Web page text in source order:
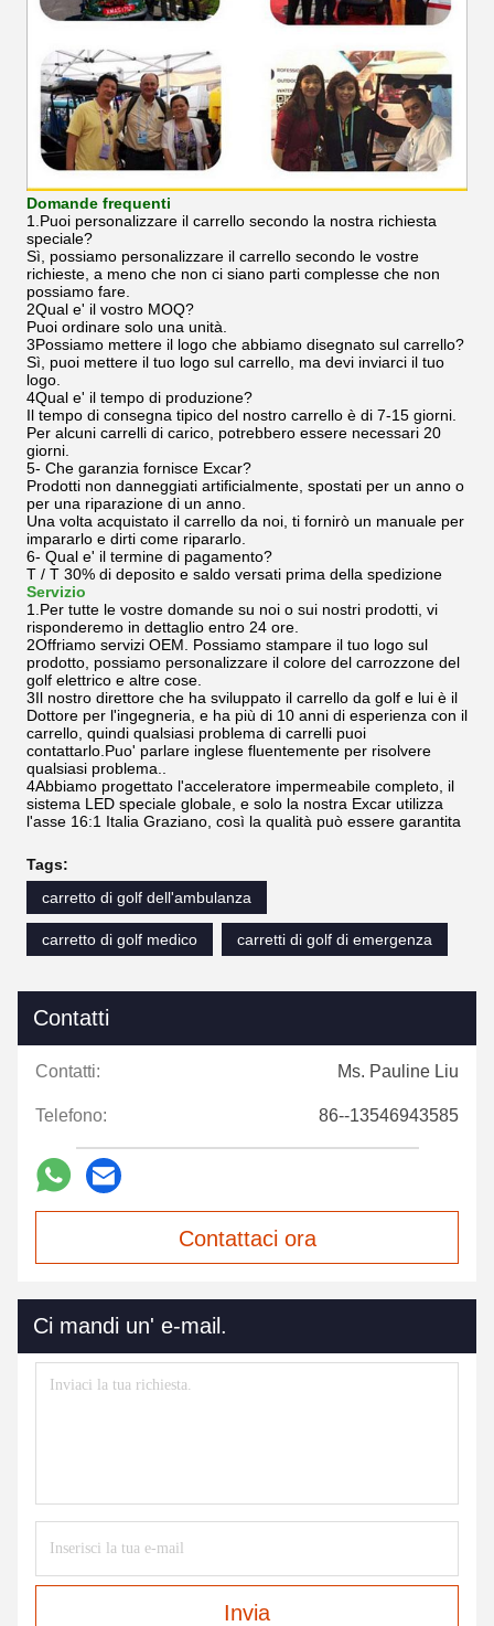
Domande frequenti
1.Puoi personalizzare il carrello secondo la nostra richiesta
speciale?
Sì, possiamo personalizzare il carrello secondo le vostre
richieste, a meno che non ci siano parti complesse che non
possiamo fare.
2Qual e' il vostro MOQ?
Puoi ordinare solo una unità.
3Possiamo mettere il logo che abbiamo disegnato sul carrello?
Sì, puoi mettere il tuo logo sul carrello, ma devi inviarci il tuo
logo.
4Qual e' il tempo di produzione?
Il tempo di consegna tipico del nostro carrello è di 7-15 giorni.
Per alcuni carrelli di carico, potrebbero essere necessari 20
giorni.
5- Che garanzia fornisce Excar?
Prodotti non danneggiati artificialmente, spostati per un anno o
per una riparazione di un anno.
Una volta acquistato il carrello da noi, ti fornirò un manuale per
impararlo e dirti come ripararlo.
6- Qual e' il termine di pagamento?
T / T 30% di deposito e saldo versati prima della spedizione
Servizio
1.Per tutte le vostre domande su noi o sui nostri prodotti, vi
risponderemo in dettaglio entro 24 ore.
2Offriamo servizi OEM. Possiamo stampare il tuo logo sul
prodotto, possiamo personalizzare il colore del carrozzone del
golf elettrico e altre cose.
3Il nostro direttore che ha sviluppato il carrello da golf e lui è il
Dottore per l'ingegneria, e ha più di 10 anni di esperienza con il
carrello, quindi qualsiasi problema di carrelli puoi
contattarlo.Puo' parlare inglese fluentemente per risolvere
qualsiasi problema..
4Abbiamo progettato l'acceleratore impermeabile completo, il
sistema LED speciale globale, e solo la nostra Excar utilizza
l'asse 16:1 Italia Graziano, così la qualità può essere garantita
Tags:
carretto di golf dell'ambulanza
carretto di golf medico carretti di golf di emergenza
Contatti
Contatti: Ms. Pauline Liu
Telefono: 86--13546943585
Contattaci ora
Ci mandi un' e-mail.
Invia